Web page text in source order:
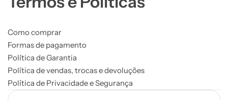
Como comprar
Formas de pagamento
Política de Garantia
Política de vendas, trocas e devoluções
Política de Privacidade e Segurança